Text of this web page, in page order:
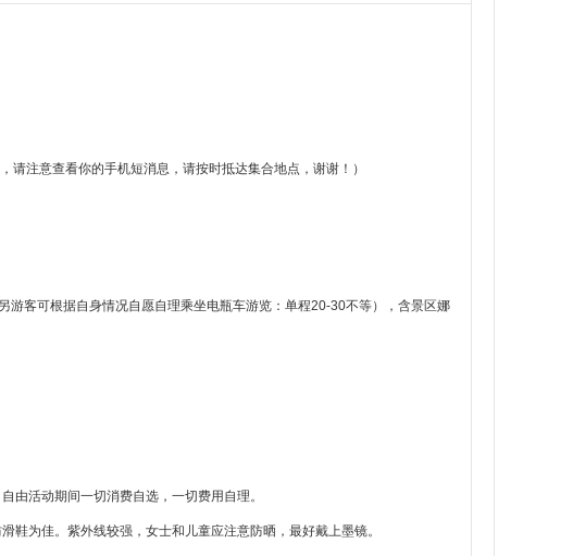
注意查看你的手机短消息，请按时抵达集合地点，谢谢！）
客可根据自身情况自愿自理乘坐电瓶车游览：单程20-30不等），含景区娜
由活动期间一切消费自选，一切费用自理。
为佳。紫外线较强，女士和儿童应注意防晒，最好戴上墨镜。